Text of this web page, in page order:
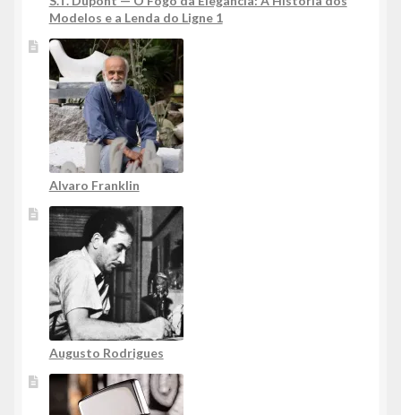
Modelos e a Lenda do Ligne 1
Alvaro Franklin
Augusto Rodrigues